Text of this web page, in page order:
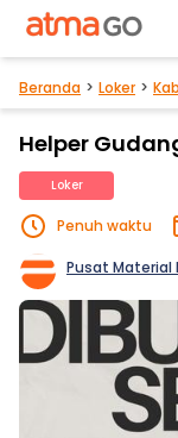
Beranda Loker
Helper
Loker
Penuh waktu
Pusat Material